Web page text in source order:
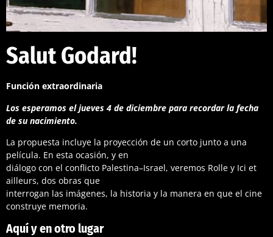
Salut Godard!
Función extraordinaria
Los esperamos el jueves 4 de diciembre para recordar la fecha
de su nacimiento.
La propuesta incluye la proyección de un corto junto a una
película. En esta ocasión, y en
diálogo con el conflicto Palestina–Israel, veremos Rolle y Ici et
ailleurs, dos obras que
interrogan las imágenes, la historia y la manera en que el cine
construye memoria.
Aquí y en otro lugar